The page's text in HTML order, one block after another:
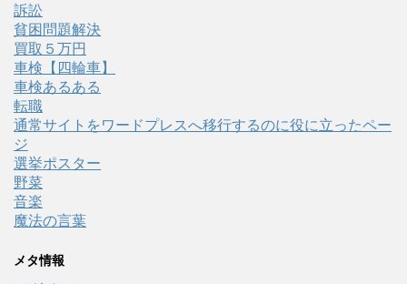
訴訟
貧困問題解決
買取５万円
車検【四輪車】
車検あるある
転職
通常サイトをワードプレスへ移行するのに役に立ったペー
ジ
選挙ポスター
野菜
音楽
魔法の言葉
メタ情報